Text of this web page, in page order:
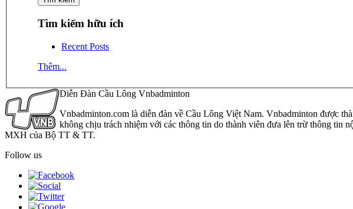
Tìm kiếm hữu ích
Recent Posts
Thêm...
Diễn Đàn Cầu Lông Vnbadminton
Vnbadminton.com là diễn đàn về Cầu Lông Việt Nam. Vnbadminton được
không chịu trách nhiệm với các thông tin do thành viên đưa lên trừ thông tin
MXH của Bộ TT & TT.
Follow us